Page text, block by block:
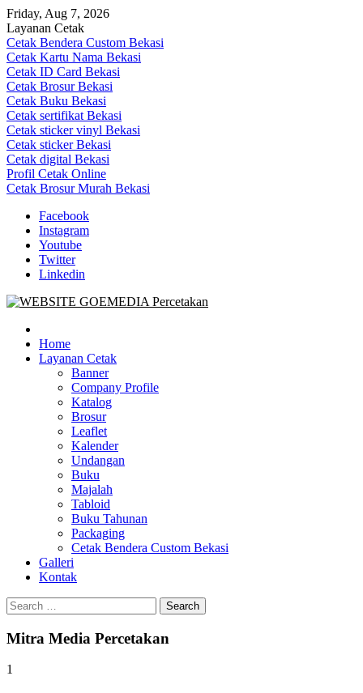
Skip
to
content
Friday, Aug 7, 2026
Layanan Cetak
Cetak Bendera Custom Bekasi
Cetak Kartu Nama Bekasi
Cetak ID Card Bekasi
Cetak Brosur Bekasi
Cetak Buku Bekasi
Cetak sertifikat Bekasi
Cetak sticker vinyl Bekasi
Cetak sticker Bekasi
Cetak digital Bekasi
Profil Cetak Online
Cetak Brosur Murah Bekasi
Facebook
Instagram
Youtube
Twitter
Linkedin
Goe Media Percetakan | 0822-4439-5599 (Call/WA)
0822-4439-5599 (Call/WA) Percetakan jasa cetak banner buku yasin
invoice kartu nama label map nota spanduk stiker undangan
pernikahan murah online 24 jam
Home
Layanan Cetak
Banner
Company Profile
Katalog
Brosur
Leaflet
Kalender
Undangan
Buku
Majalah
Tabloid
Buku Tahunan
Packaging
Cetak Bendera Custom Bekasi
Galleri
Kontak
Search
for:
Mitra Media Percetakan
1